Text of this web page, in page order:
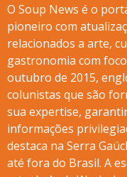
O Soup News é o
pioneiro com
relacionados a arte,
gastronomia com
outubro de 2015,
colunistas que são
sua expertise,
informações
destaca na Serra
até fora do Brasil. A